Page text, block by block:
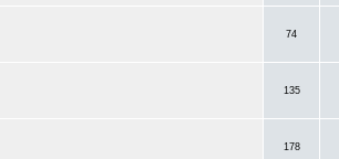
74
135
178